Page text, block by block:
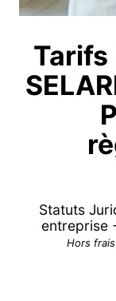
Statuts
entreprise
Hors